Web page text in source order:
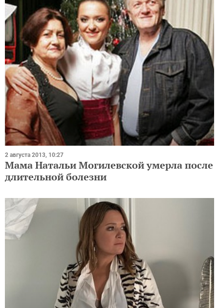
2 августа 2013, 10:27
Мама Натальи Могилевской умерла после
длительной болезни